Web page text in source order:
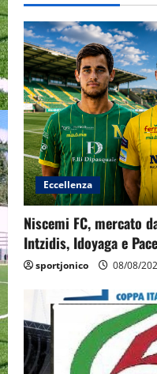
Eccellenza
Niscemi FC, mercato
Intzidis, Idoyaga e Pace
sportjonico 08/08/